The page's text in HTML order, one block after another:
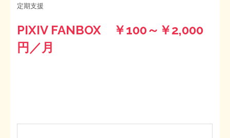
定期支援
PIXIV FANBOX ￥100～￥2,000
円／月